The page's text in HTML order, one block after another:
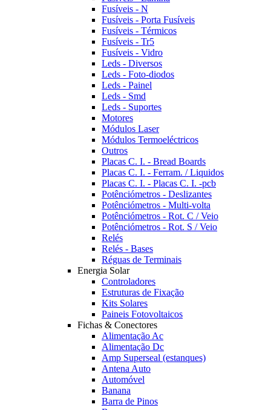
Fusíveis - N
Fusíveis - Porta Fusíveis
Fusíveis - Térmicos
Fusíveis - Tr5
Fusíveis - Vidro
Leds - Diversos
Leds - Foto-diodos
Leds - Painel
Leds - Smd
Leds - Suportes
Motores
Módulos Laser
Módulos Termoeléctricos
Outros
Placas C. I. - Bread Boards
Placas C. I. - Ferram. / Liquidos
Placas C. I. - Placas C. I. -pcb
Potênciómetros - Deslizantes
Potênciómetros - Multi-volta
Potênciómetros - Rot. C / Veio
Potênciómetros - Rot. S / Veio
Relés
Relés - Bases
Réguas de Terminais
Energia Solar
Controladores
Estruturas de Fixação
Kits Solares
Paineis Fotovoltaicos
Fichas & Conectores
Alimentação Ac
Alimentação Dc
Amp Superseal (estanques)
Antena Auto
Automóvel
Banana
Barra de Pinos